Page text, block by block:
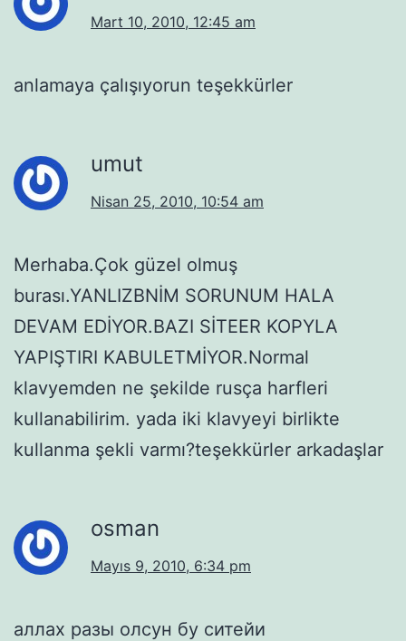
Mart 10, 2010, 12:45 am
anlamaya çalışıyorun teşekkürler
umut
Nisan 25, 2010, 10:54 am
Merhaba.Çok güzel olmuş
burası.YANLIZBNİM SORUNUM HALA
DEVAM EDİYOR.BAZI SİTEER KOPYLA
YAPIŞTIRI KABULETMİYOR.Normal
klavyemden ne şekilde rusça harfleri
kullanabilirim. yada iki klavyeyi birlikte
kullanma şekli varmı?teşekkürler arkadaşlar
osman
Mayıs 9, 2010, 6:34 pm
аллах разы олсун бу ситейи